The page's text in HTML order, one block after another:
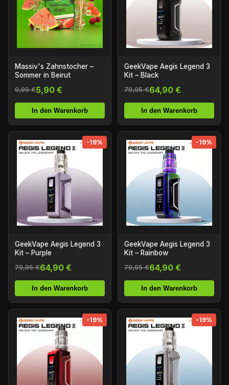
Massiv's Zahnstocher –
Sommer in Beirut
9,99 €5,90 €
In den Warenkorb
GeekVape Aegis Legend 3
Kit – Black
79,95 €64,90 €
In den Warenkorb
-19%
GeekVape Aegis Legend 3
Kit – Purple
79,95 €64,90 €
In den Warenkorb
-19%
GeekVape Aegis Legend 3
Kit – Rainbow
79,95 €64,90 €
In den Warenkorb
-19% -19%